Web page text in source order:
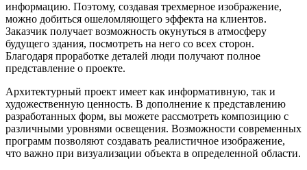
информацию. Поэтому, создавая трехмерное изображение,
можно добиться ошеломляющего эффекта на клиентов.
Заказчик получает возможность окунуться в атмосферу
будущего здания, посмотреть на него со всех сторон.
Благодаря проработке деталей люди получают полное
представление о проекте.
Архитектурный проект имеет как информативную, так и
художественную ценность. В дополнение к представлению
разработанных форм, вы можете рассмотреть композицию с
различными уровнями освещения. Возможности современных
программ позволяют создавать реалистичное изображение,
что важно при визуализации объекта в определенной области.